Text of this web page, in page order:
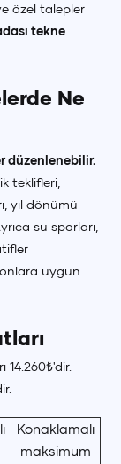
özel talepler
tekne
Ne
düzenlenebilir.
teklifleri,
yıl dönümü
su sporları,
uygun
Konaklamalı
maksimum